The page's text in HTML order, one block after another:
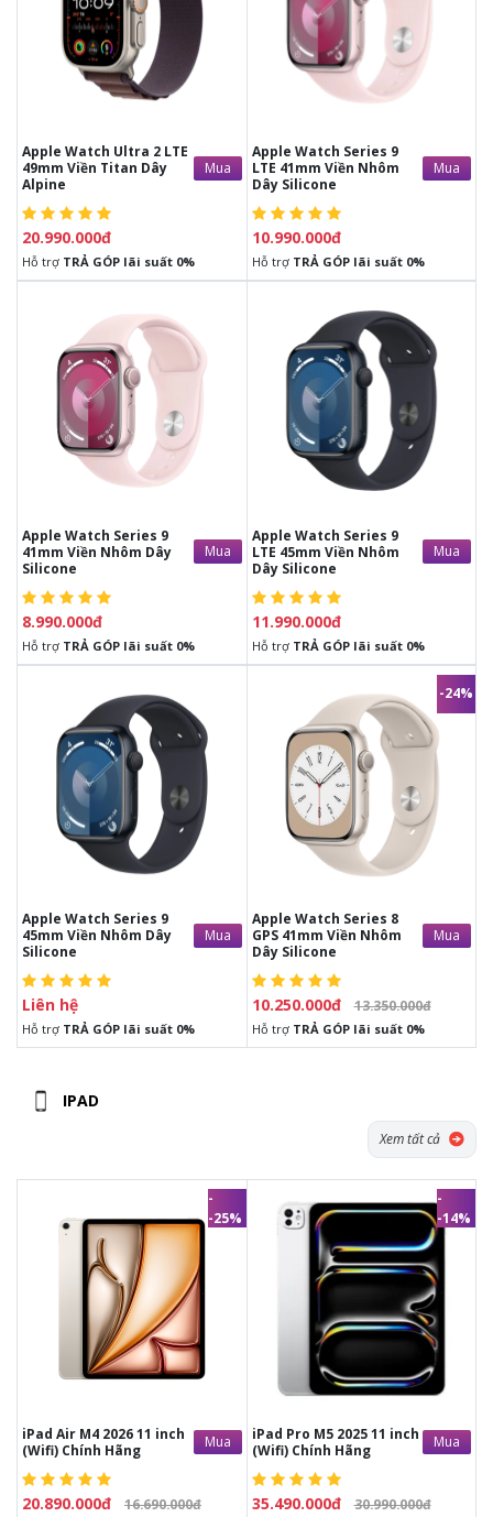
Apple Watch Ultra 2 LTE
49mm Viền Titan Dây
Alpine
Mua
20.990.000đ
Hỗ trợ TRẢ GÓP lãi suất 0%
Apple Watch Series 9
LTE 41mm Viền Nhôm
Dây Silicone
Mua
10.990.000đ
Hỗ trợ TRẢ GÓP lãi suất 0%
Apple Watch Series 9
41mm Viền Nhôm Dây
Silicone
Mua
8.990.000đ
Hỗ trợ TRẢ GÓP lãi suất 0%
8.990.000đ
Apple Watch Series 9
LTE 45mm Viền Nhôm
Dây Silicone
Mua
11.990.000đ
Hỗ trợ TRẢ GÓP lãi suất 0%
11.990.000đ
Apple Watch Series 9
45mm Viền Nhôm Dây
Silicone
Mua
Liên hệ
Hỗ trợ TRẢ GÓP lãi suất 0%
Liên hệ
-24%
Apple Watch Series 8
GPS 41mm Viền Nhôm
Dây Silicone
Mua
10.250.000đ 13.350.000đ
Hỗ trợ TRẢ GÓP lãi suất 0%
10.250.000đ 13.350.000đ
MUA HÀNG TRẢ GÓP
- Hỗ trợ trả góp lãi suất 0%
- Duyệt hồ sơ nhanh chóng: 15
phút nhận máy
IPAD
Xem tất cả
-
-25%
iPad Air M4 2026 11 inch
(Wifi) Chính Hãng
Mua
20.890.000đ 16.690.000đ
20.890.000đ 16.690.000đ
ầy đủ phụ kiệntừ nhà sản
1 đổi 1 trong vòng 30 ngày
có lỗi phần cứng từ nhà sản xuất
Bảo hành 12 thángchính hãng
-
-14%
iPad Pro M5 2025 11 inch
(Wifi) Chính Hãng
Mua
35.490.000đ 30.990.000đ
35.490.000đ 30.990.000đ
Đầy đủ phụ kiệntừ nhà sản xuất.
1 đổi 1 trong vòng 30 ngàynếu
có lỗi phần cứng từ nhà sản xuất
Bảo hành 12 tháng
chính hãng
tại trung bảo hành Chính hãng